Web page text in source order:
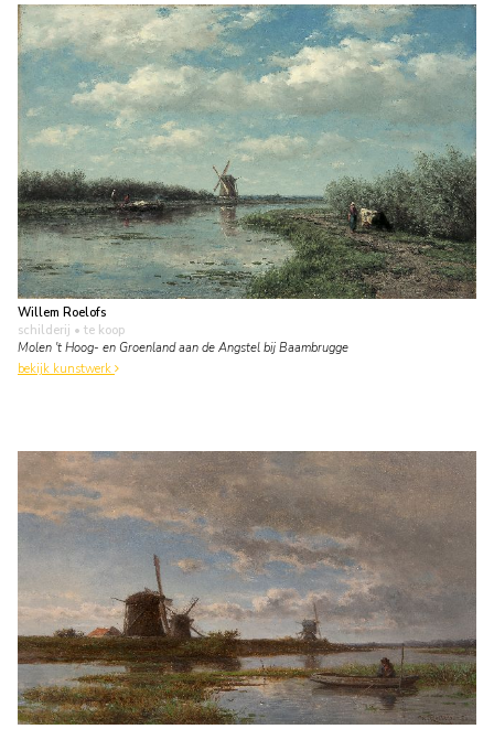
Willem Roelofs
schilderij • te koop
Molen 't Hoog- en Groenland aan de Angstel bij Baambrugge
bekijk kunstwerk